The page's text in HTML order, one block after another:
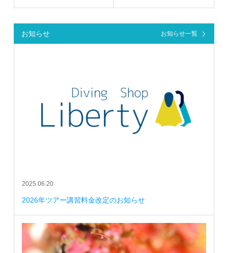
お知らせ お知らせ一覧
2025.06.20
2026年ツアー講習料金改定のお知らせ